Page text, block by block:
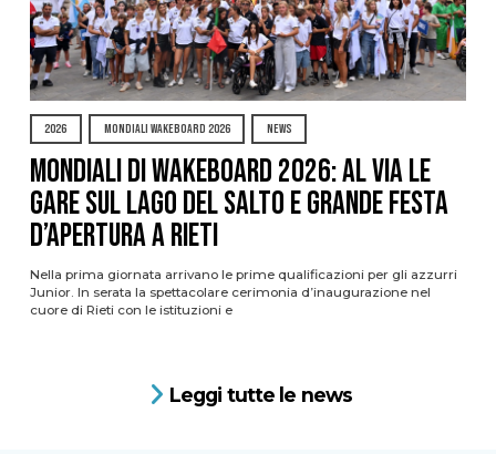
2026 MONDIALI WAKEBOARD 2026 NEWS
Mondiali di Wakeboard 2026: al via le
gare sul Lago del Salto e grande festa
d’apertura a Rieti
Nella prima giornata arrivano le prime qualificazioni per gli azzurri
Junior. In serata la spettacolare cerimonia d’inaugurazione nel
cuore di Rieti con le istituzioni e
Leggi tutte le news